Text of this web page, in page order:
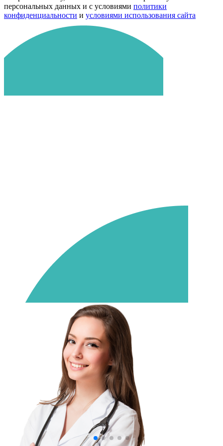
персональных данных и с условиями политики
конфиденциальности и условиями использования сайта